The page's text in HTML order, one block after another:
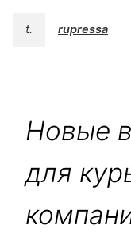
t. rupressa
Новые
для